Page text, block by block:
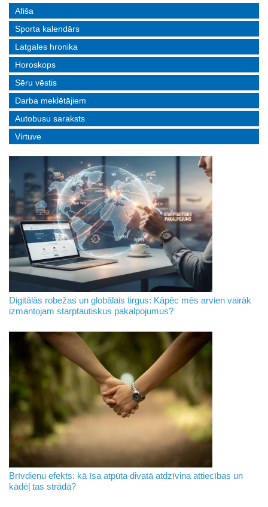
Afiša
Sporta kalendārs
Latgales hronika
Horoskops
Sēru vēstis
Darba meklētājiem
Autobusu saraksts
Virtuve
Digitālās robežas un globālais tirgus: Kāpēc mēs arvien vairāk
izmantojam starptautiskus pakalpojumus?
Brīvdienu efekts: kā īsa atpūta divatā atdzīvina attiecības un
kādēļ tas strādā?